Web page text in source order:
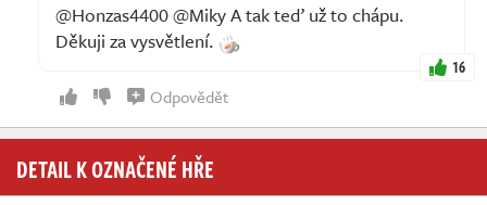
@Honzas4400 @Miky A tak teď už to chápu.
Děkuji za vysvětlení.
16
Odpovědět
DETAIL K OZNAČENÉ HŘE